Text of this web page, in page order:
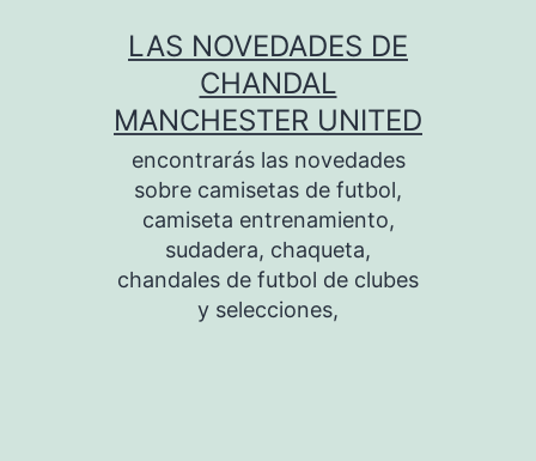
LAS NOVEDADES DE
CHANDAL
MANCHESTER UNITED
encontrarás las novedades
sobre camisetas de futbol,
camiseta entrenamiento,
sudadera, chaqueta,
chandales de futbol de clubes
y selecciones,